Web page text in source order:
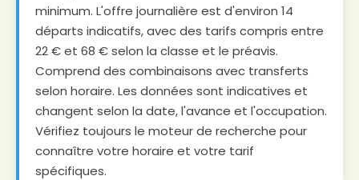
minimum. L'offre journalière est d'environ 14
départs indicatifs, avec des tarifs compris entre
22 € et 68 € selon la classe et le préavis.
Comprend des combinaisons avec transferts
selon horaire. Les données sont indicatives et
changent selon la date, l'avance et l'occupation.
Vérifiez toujours le moteur de recherche pour
connaître votre horaire et votre tarif
spécifiques.